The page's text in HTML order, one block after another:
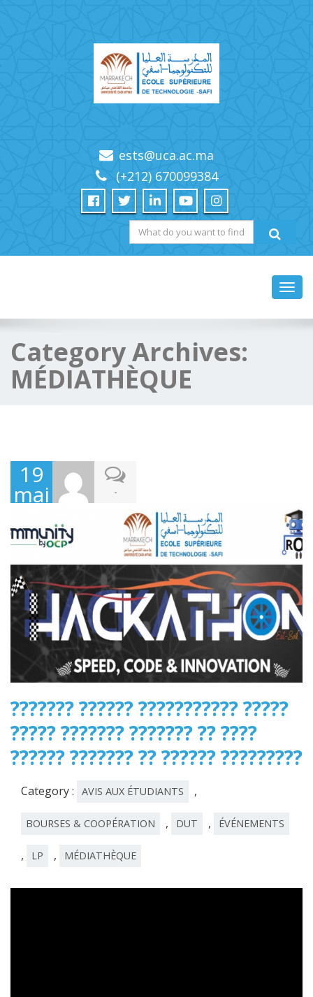
ests@uca.ac.ma
(+212) 670099384
Category Archives:
MÉDIATHÈQUE
19
mai -
??????? ?????? ??????????? ?????
????? ??????? ??????? ?? ????
?????? ??????? ?? ?????? ?????????
Category : AVIS AUX ÉTUDIANTS ,
BOURSES & COOPÉRATION , DUT , ÉVÉNEMENTS
, LP , MÉDIATHÈQUE